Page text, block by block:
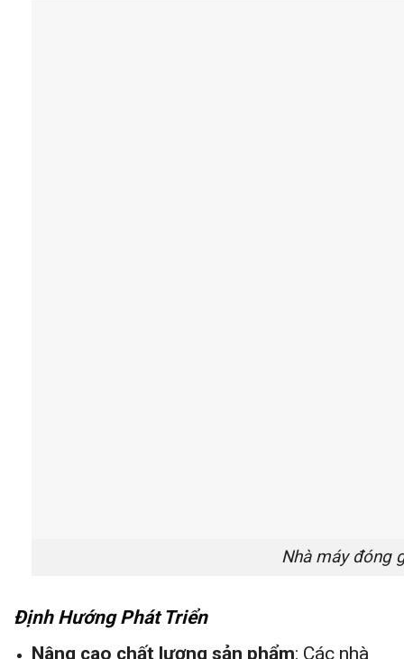
Nhà máy đóng
Định Hướng Phát Triển
Nâng cao chất lượng sản phẩm: Các nhà